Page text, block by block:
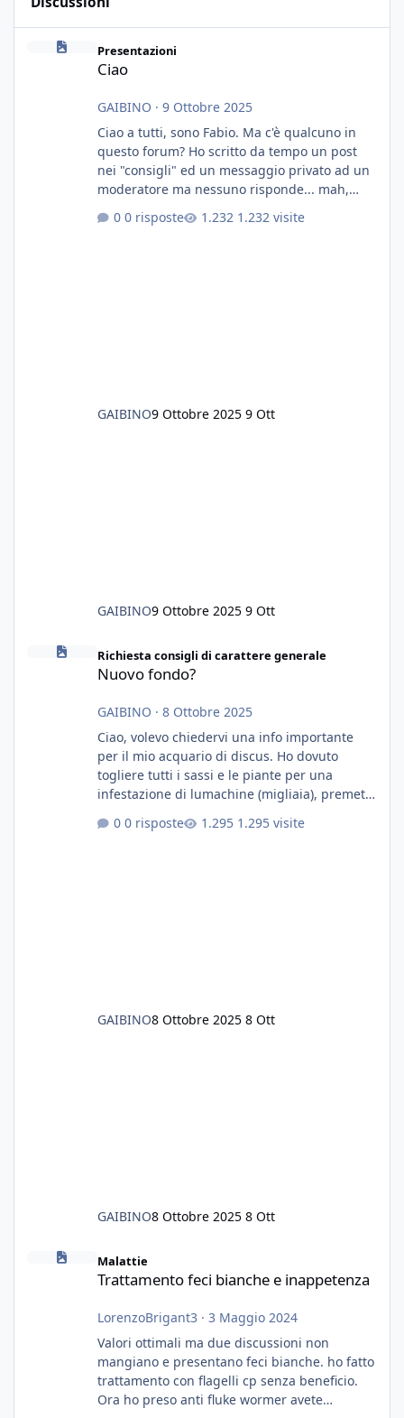
Presentazioni
Ciao
GAIBINO · 9 Ottobre 2025
Ciao a tutti, sono Fabio. Ma c'è qualcuno in
questo forum? Ho scritto da tempo un post
nei "consigli" ed un messaggio privato ad un
moderatore ma nessuno risponde... mah,
0 risposte 1.232 visite
GAIBINO9 Ottobre 2025 9 Ott
GAIBINO9 Ottobre 2025 9 Ott
Nuovo fondo?
Richiesta consigli di carattere generale
Nuovo fondo?
GAIBINO · 8 Ottobre 2025
Ciao, volevo chiedervi una info importante
per il mio acquario di discus. Ho dovuto
togliere tutti i sassi e le piante per una
infestazione di lumachine (migliaia), premetto
cardinali, e tre pulitori in una vasca con 200
0 risposte 1.295 visite
GAIBINO8 Ottobre 2025 8 Ott
GAIBINO8 Ottobre 2025 8 Ott
Malattie
Trattamento feci bianche e inappetenza
LorenzoBrigant3 · 3 Maggio 2024
Valori ottimali ma due discussioni non
mangiano e presentano feci bianche. ho fatto
trattamento con flagelli cp senza beneficio.
Ora ho preso anti fluke wormer avete